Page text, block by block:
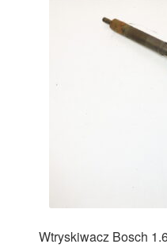
Wtryskiwacz Bosch